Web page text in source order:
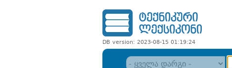
DB version: 2023-08-15 01:19:24